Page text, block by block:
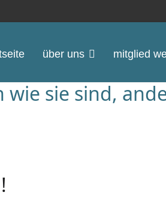
über uns mitglied
sie sind,